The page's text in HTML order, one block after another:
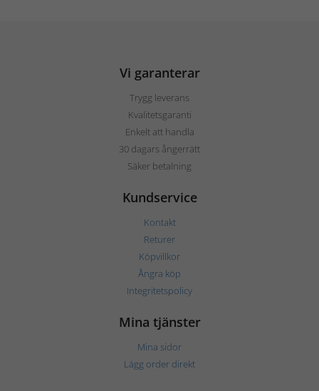
Vi garanterar
Trygg leverans
Kvalitetsgaranti
Enkelt att handla
30 dagars ångerrätt
Säker betalning
Kundservice
Kontakt
Returer
Köpvillkor
Ångra köp
Integritetspolicy
Mina tjänster
Mina sidor
Lägg order direkt